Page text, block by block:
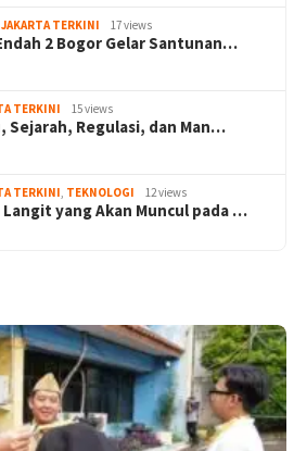
JAKARTA TERKINI 17 views
2 Bogor Gelar Santunan…
TERKINI 15 views
Sejarah, Regulasi, dan Man…
TERKINI, TEKNOLOGI 12 views
Langit yang Akan Muncul pada …